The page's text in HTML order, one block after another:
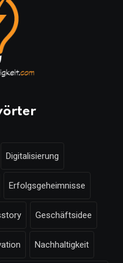
Digitalisierung
Erfolgsgeheimnisse
Geschäftsidee
Nachhaltigkeit